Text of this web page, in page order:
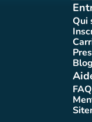
Qui
Blog
FAQ